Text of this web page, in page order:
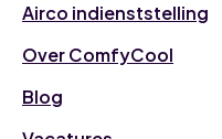
Airco indienststelling
Over ComfyCool
Blog